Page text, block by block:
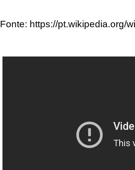
Fonte: https://pt.wikipedia.org/